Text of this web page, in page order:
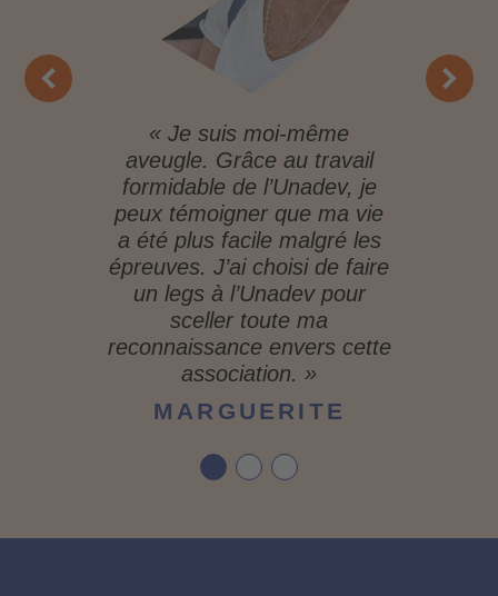
« Je suis moi-même
aveugle. Grâce au travail
formidable de l’Unadev, je
peux témoigner que ma vie
a été plus facile malgré les
épreuves. J’ai choisi de faire
un legs à l’Unadev pour
sceller toute ma
reconnaissance envers cette
association. »
MARGUERITE